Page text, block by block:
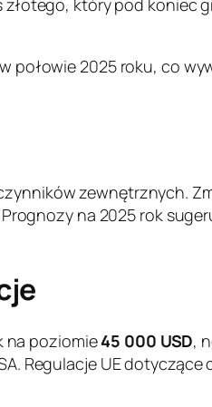
połowie 2025 roku, co
zewnętrznych.
Prognozy na 2025 rok
na poziomie45 000 USD,
Regulacje UE